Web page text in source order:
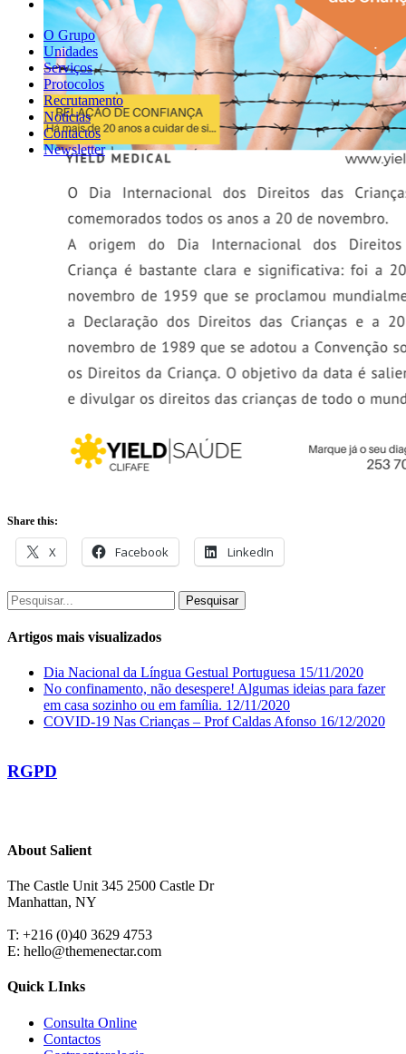
O Grupo
Unidades
Serviços
Protocolos
Recrutamento
Notícias
Contactos
Newsletter
Share this:
X Facebook LinkedIn
Pesquisar
Artigos mais visualizados
Dia Nacional da Língua Gestual Portuguesa 15/11/2020
No confinamento, não desespere! Algumas ideias para fazer
em casa sozinho ou em família. 12/11/2020
COVID-19 Nas Crianças – Prof Caldas Afonso 16/12/2020
RGPD
About Salient
The Castle Unit 345 2500 Castle Dr
Manhattan, NY
T: +216 (0)40 3629 4753
E: hello@themenectar.com
Quick LInks
Consulta Online
Contactos